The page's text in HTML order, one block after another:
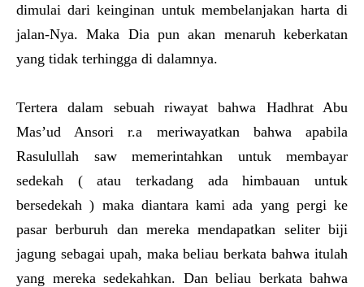
dimulai dari keinginan untuk membelanjakan harta di
jalan-Nya. Maka Dia pun akan menaruh keberkatan
yang tidak terhingga di dalamnya.
Tertera dalam sebuah riwayat bahwa Hadhrat Abu
Mas’ud Ansori r.a meriwayatkan bahwa apabila
Rasulullah saw memerintahkan untuk membayar
sedekah ( atau terkadang ada himbauan untuk
bersedekah ) maka diantara kami ada yang pergi ke
pasar berburuh dan mereka mendapatkan seliter biji
jagung sebagai upah, maka beliau berkata bahwa itulah
yang mereka sedekahkan. Dan beliau berkata bahwa